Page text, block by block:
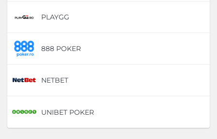
PLAYGG
888 POKER
NETBET
UNIBET POKER